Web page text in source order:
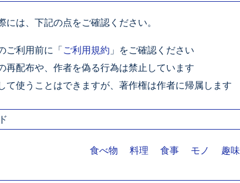
には、下記の点をご確認ください。
ご利用前に「 ご利用規約 」をご確認ください
再配布や、作者を偽る行為は禁止しています
て使うことはできますが、著作権は作者に帰属します
食べ物 料理 食事 モノ 趣味